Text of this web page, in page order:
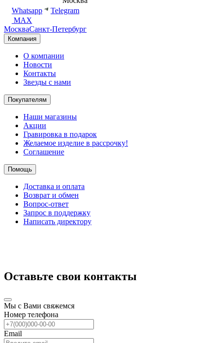
Whatsapp
Telegram
MAX
МоскваСанкт-Петербург
Компания
О компании
Новости
Контакты
Звезды с нами
Покупателям
Наши магазины
Акции
Гравировка в подарок
Желаемое изделие в рассрочку!
Соглашение
Помощь
Доставка и оплата
Возврат и обмен
Вопрос-ответ
Запрос в поддержку
Написать директору
Оставьте свои контакты
Мы с Вами свяжемся
Номер телефона
Email